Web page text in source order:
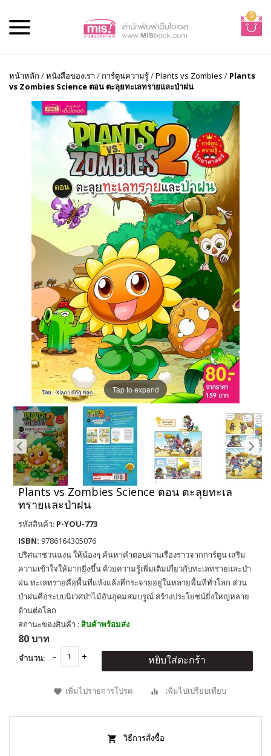
0
หน้าหลัก /หนังสือของเรา / การ์ตูนความรู้/Plants vs Zombies / Plants
vs Zombies Science ตอน ตะลุยทะเลทรายและป่าฝน
Tap to expand
Plants vs Zombies Science ตอน ตะลุยทะเล
ทรายและป่าฝน
รหัสสินค้า: P-YOU-773
ISBN: 9786164305076
ปริศนาชวนฉงน ให้น้องๆ ค้นหาคำตอบผ่านเรื่องราวจากการ์ตูน เสริม
ความเข้าใจให้มากยิ่งขึ้น ด้วยความรู้เพิ่มเติมเกี่ยวกับทะเลทรายและป่า
ฝน ทะเลทรายคือพื้นที่แห้งแล้งที่กระจายอยู่ในหลายพื้นที่ทั่วโลก ส่วน
ป่าฝนคือระบบนิเวศป่าไม้อันอุดมสมบรูณ์ สร้างประโยชน์ยิ่งใหญ่หลาย
ด้านต่อโลก
สถานะของสินค้า : สินค้าพร้อมส่ง
80 บาท
จำนวน: หยิบใส่ตะกร้า
เพิ่มไปรายการโปรด เพิ่มไปเปรียบเทียบ
วิธีการสั่งซื้อ